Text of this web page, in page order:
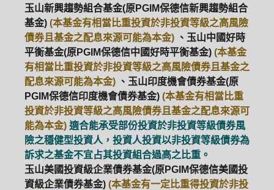
玉山新興趨勢組合基金(原PGIM保德信新興趨勢組合
基金) (本基金有相當比重投資於非投資等級之高風險
債券且基金之配息來源可能為本金) 、玉山中國好時
平衡基金(原PGIM保德信中國好時平衡基金) (本基金
有相當比重投資於非投資等級之高風險債券且基金之
配息來源可能為本金) 、玉山印度機會債券基金(原
PGIM保德信印度機會債券基金) (本基金有相當比重
投資於非投資等級之高風險債券且基金之配息來源可
能為本金) 適合能承受部份投資於非投資等級債券風
險之穩健型投資人，投資人投資以非投資等級債券為
訴求之基金不宜占其投資組合過高之比重。
玉山美國投資級企業債券基金(原PGIM保德信美國投
資級企業債券基金) (本基金有一定比重得投資於非投